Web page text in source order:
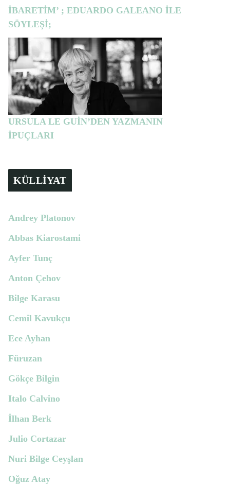
İBARETİM’ ; EDUARDO GALEANO İLE
SÖYLEŞİ;
URSULA LE GUİN’DEN YAZMANIN
İPUÇLARI
KÜLLİYAT
Andrey Platonov
Abbas Kiarostami
Ayfer Tunç
Anton Çehov
Bilge Karasu
Cemil Kavukçu
Ece Ayhan
Füruzan
Gökçe Bilgin
Italo Calvino
İlhan Berk
Julio Cortazar
Nuri Bilge Ceyşlan
Oğuz Atay